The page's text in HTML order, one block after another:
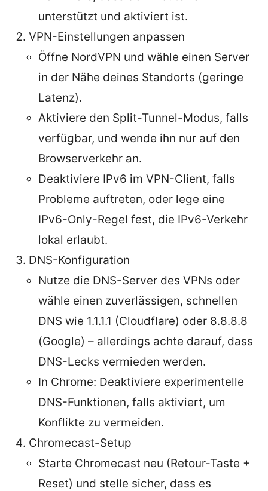
unterstützt und aktiviert ist.
VPN-Einstellungen anpassen
Öffne NordVPN und wähle einen Server
in der Nähe deines Standorts (geringe
Latenz).
Aktiviere den Split-Tunnel-Modus, falls
verfügbar, und wende ihn nur auf den
Browserverkehr an.
Deaktiviere IPv6 im VPN-Client, falls
Probleme auftreten, oder lege eine
IPv6-Only-Regel fest, die IPv6-Verkehr
lokal erlaubt.
DNS-Konfiguration
Nutze die DNS-Server des VPNs oder
wähle einen zuverlässigen, schnellen
DNS wie 1.1.1.1 (Cloudflare) oder 8.8.8.8
(Google) – allerdings achte darauf, dass
DNS-Lecks vermieden werden.
In Chrome: Deaktiviere experimentelle
DNS-Funktionen, falls aktiviert, um
Konflikte zu vermeiden.
Chromecast-Setup
Starte Chromecast neu (Retour-Taste +
Reset) und stelle sicher, dass es